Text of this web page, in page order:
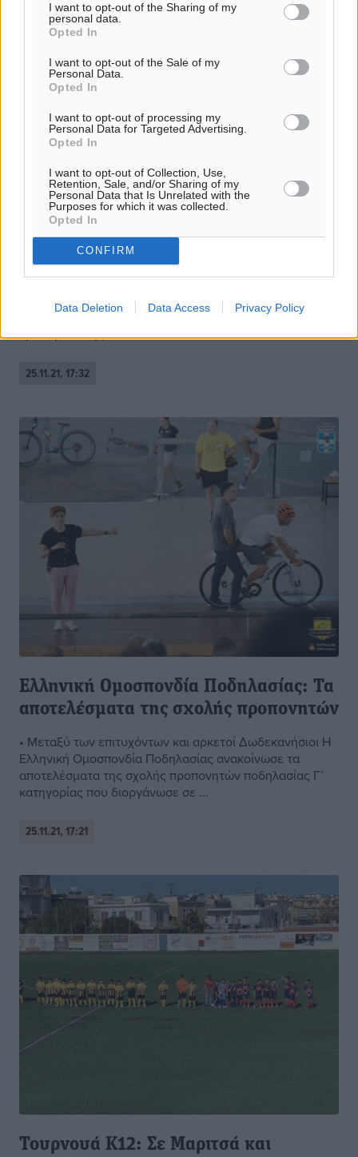
I want to opt-out of the Sharing of my
personal data.
Opted In
I want to opt-out of the Sale of my
Personal Data.
Opted In
I want to opt-out of processing my
Personal Data for Targeted Advertising.
Opted In
I want to opt-out of Collection, Use,
Retention, Sale, and/or Sharing of my
Personal Data that Is Unrelated with the
Purposes for which it was collected.
Opted In
CONFIRM
Data Deletion Data Access Privacy Policy
Κορωνοϊος 25.11.2021: 70 νέα
κρούσματα στην Π.Ε. Ρόδου!!
επιβεβαιωμένα κρούσματα της μετάλλαξης “Δέλτα” στην
Π.Ε. Ρόδου Τα νέα εργαστηριακά επιβεβαιωμένα
κρούσματα της νόσου ...
25.11.21, 17:32
Ελληνική Ομοσπονδία Ποδηλασίας: Τα
αποτελέσματα της σχολής προπονητών
• Μεταξύ των επιτυχόντων και αρκετοί Δωδεκανήσιοι Η
Ελληνική Ομοσπονδία Ποδηλασίας ανακοίνωσε τα
αποτελέσματα της σχολής προπονητών ποδηλασίας Γ’
κατηγορίας που διοργάνωσε σε ...
25.11.21, 17:21
Τουρνουά Κ12: Σε Μαριτσά και